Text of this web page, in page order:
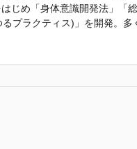
じめ「身体意識開発法」「
るプラクティス)」を開発。
回復法』(小社)、『究極の
ニングで、パフォーマンスが